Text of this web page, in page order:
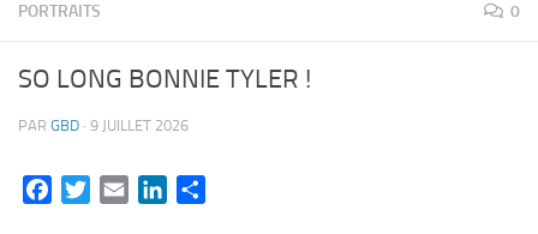
PORTRAITS 0
SO LONG BONNIE TYLER !
PAR GBD · 9 JUILLET 2026
FacebookTwitterEmail LinkedIn